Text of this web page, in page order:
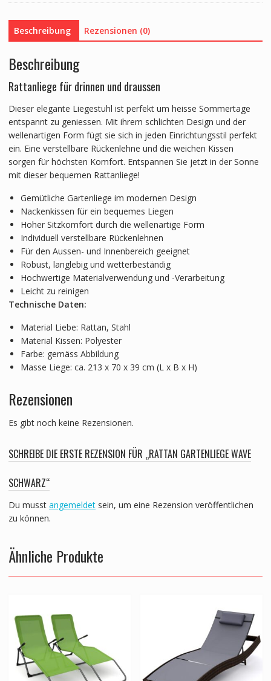
Beschreibung Rezensionen (0)
Beschreibung
Rattanliege für drinnen und draussen
Dieser elegante Liegestuhl ist perfekt um heisse Sommertage
entspannt zu geniessen. Mit ihrem schlichten Design und der
wellenartigen Form fügt sie sich in jeden Einrichtungsstil perfekt
ein. Eine verstellbare Rückenlehne und die weichen Kissen
sorgen für höchsten Komfort. Entspannen Sie jetzt in der Sonne
mit dieser bequemen Rattanliege!
Gemütliche Gartenliege im modernen Design
Nackenkissen für ein bequemes Liegen
Hoher Sitzkomfort durch die wellenartige Form
Individuell verstellbare Rückenlehnen
Für den Aussen- und Innenbereich geeignet
Robust, langlebig und wetterbeständig
Hochwertige Materialverwendung und -Verarbeitung
Leicht zu reinigen
Technische Daten:
Material Liebe: Rattan, Stahl
Material Kissen: Polyester
Farbe: gemäss Abbildung
Masse Liege: ca. 213 x 70 x 39 cm (L x B x H)
Rezensionen
Es gibt noch keine Rezensionen.
SCHREIBE DIE ERSTE REZENSION FÜR „RATTAN GARTENLIEGE WAVE
SCHWARZ“
Du musst angemeldetsein, um eine Rezension veröffentlichen
zu können.
Ähnliche Produkte